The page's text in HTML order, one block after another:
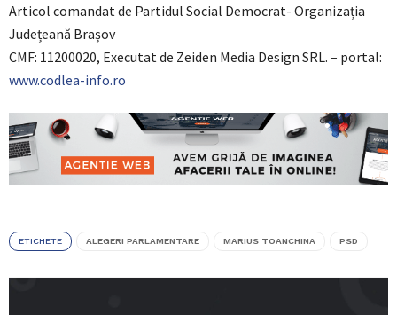
Articol comandat de Partidul Social Democrat- Organizația
Județeană Brașov
CMF: 11200020, Executat de Zeiden Media Design SRL. – portal:
www.codlea-info.ro
ETICHETE ALEGERI PARLAMENTARE MARIUS TOANCHINA PSD